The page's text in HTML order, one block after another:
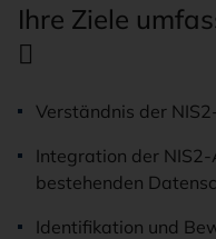
Ihre Ziele

Verständnis der
Integration der
bestehenden
Identifikation und